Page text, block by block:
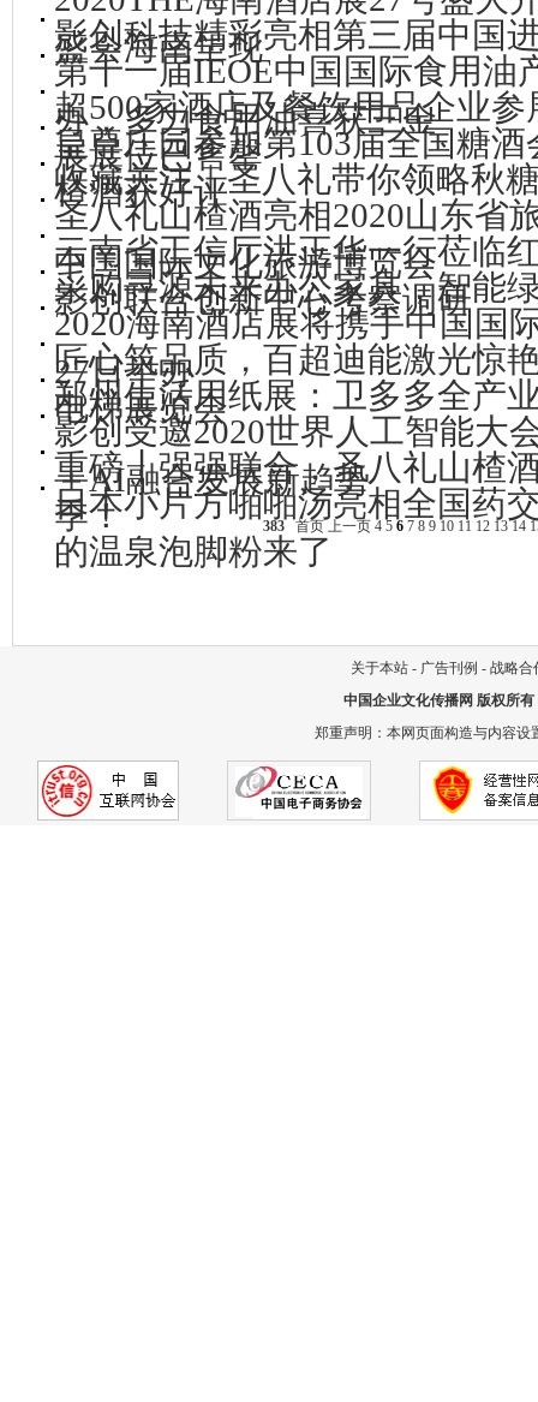
盛会海南呈现
影创科技精彩亮相第三届中国
第十一届IEOE中国国际食用油
办，多力食用油喜获三金
超500家酒店及餐饮用品企业
展展位已售罄
皇尊庄园参加第103届全国糖
楂酒获好评
收藏关注｜圣八礼带你领略秋
圣八礼山楂酒亮相2020山东省
中国国际文化旅游博览会
云南省工信厅洪正华一行莅临
影创联合创新中心考察调研
采购寻源未来办公家具，智能
2020海南酒店展将携手中国国
27日举办
匠心筑品质，百超迪能激光惊
电梯展览会
郑州生活用纸展：卫多多全产
影创受邀2020世界人工智能大
＋AI融合发展新趋势
重磅┃强强联合，圣八礼山楂
季！
日本小片方啪啪汤亮相全国药
的温泉泡脚粉来了
383 首页 上一页 4 5 6 7 8 9 10 11 12 13 14
关于本站 - 广告刊例 - 战略合
中国企业文化传播网 版权所有
郑重声明：本网页面构造与内容